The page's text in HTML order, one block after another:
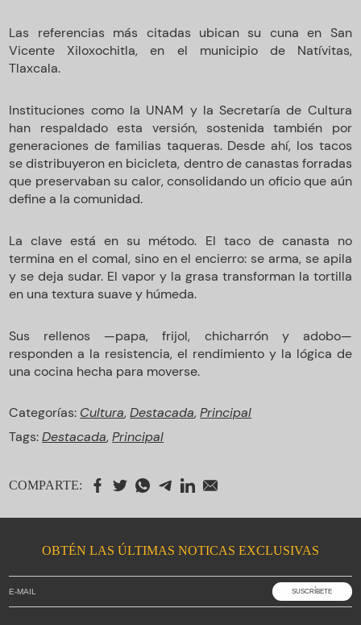
Las referencias más citadas ubican su cuna en San
Vicente Xiloxochitla, en el municipio de Natívitas,
Tlaxcala.
Instituciones como la UNAM y la Secretaría de Cultura
han respaldado esta versión, sostenida también por
generaciones de familias taqueras. Desde ahí, los tacos
se distribuyeron en bicicleta, dentro de canastas forradas
que preservaban su calor, consolidando un oficio que aún
define a la comunidad.
La clave está en su método. El taco de canasta no
termina en el comal, sino en el encierro: se arma, se apila
y se deja sudar. El vapor y la grasa transforman la tortilla
en una textura suave y húmeda.
Sus rellenos —papa, frijol, chicharrón y adobo—
responden a la resistencia, el rendimiento y la lógica de
una cocina hecha para moverse.
Categorías: Cultura,Destacada,Principal
Tags:Destacada,Principal
COMPARTE:
OBTÉN LAS ÚLTIMAS NOTICAS EXCLUSIVAS